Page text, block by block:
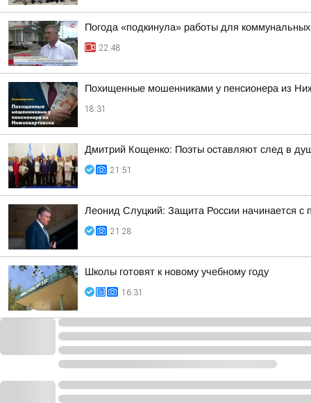
Погода «подкинула» работы для
22:48
Похищенные мошенниками у пенсионера из
18:31
Дмитрий Кощенко: Поэты оставляют след в
21:51
Леонид Слуцкий: Защита России начинается с
21:28
Школы готовят к новому учебному году
16:31